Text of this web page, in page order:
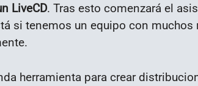
LiveCD. Tras esto comenzará el
si tenemos un equipo con muchos
herramienta para crear